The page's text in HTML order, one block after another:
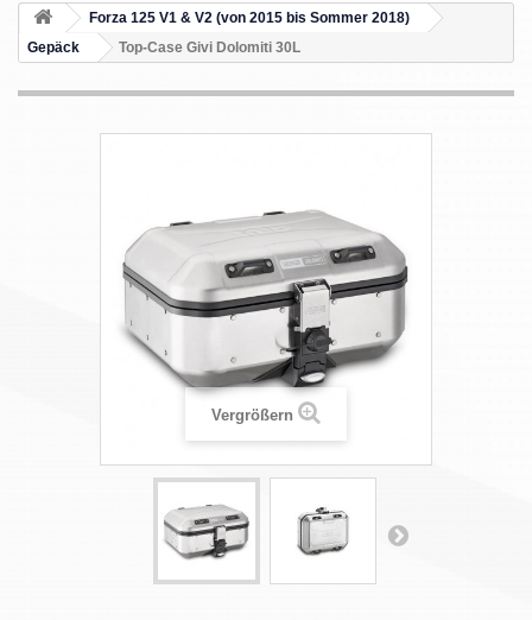
Forza 125 V1 & V2 (von 2015 bis Sommer 2018)
Gepäck
Top-Case Givi Dolomiti 30L
Vergrößern